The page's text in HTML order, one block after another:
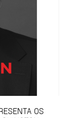
OS